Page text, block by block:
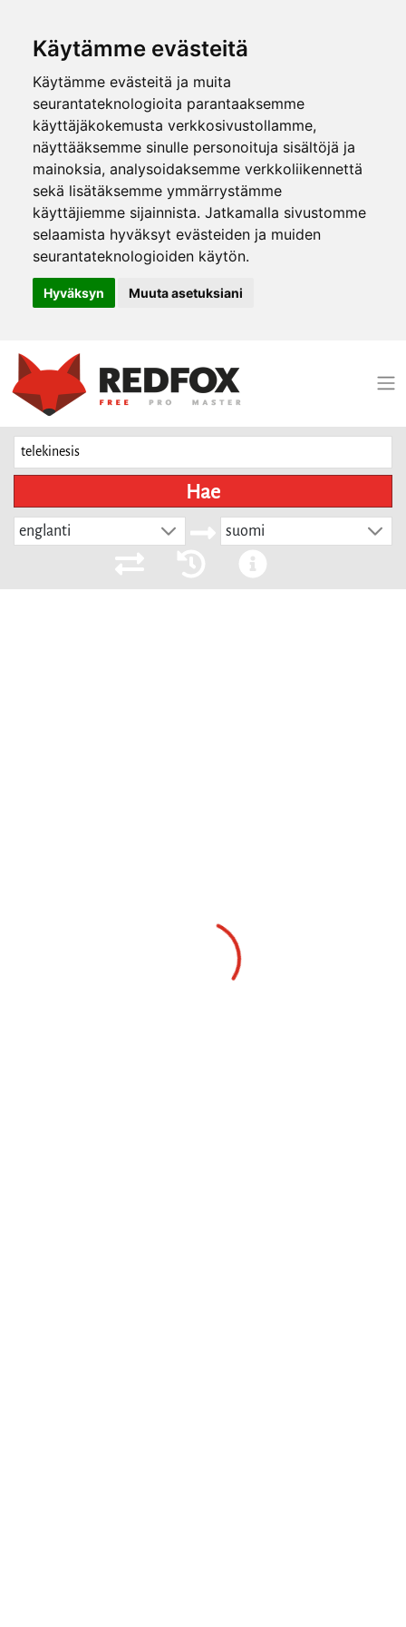
Käytämme evästeitä
Käytämme evästeitä ja muita
seurantateknologioita parantaaksemme
käyttäjäkokemusta verkkosivustollamme,
näyttääksemme sinulle personoituja sisältöjä ja
mainoksia, analysoidaksemme verkkoliikennettä
sekä lisätäksemme ymmärrystämme
käyttäjiemme sijainnista. Jatkamalla sivustomme
selaamista hyväksyt evästeiden ja muiden
seurantateknologioiden käytön.
Hyväksyn Muuta asetuksiani
Hae
englanti suomi